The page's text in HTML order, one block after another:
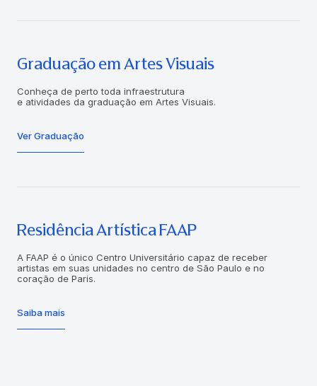
Graduação em Artes Visuais
Conheça de perto toda infraestrutura
e atividades da graduação em Artes Visuais.
Ver Graduação
Residência Artística FAAP
A FAAP é o único Centro Universitário capaz de receber
artistas em suas unidades no centro de São Paulo e no
coração de Paris.
Saiba mais